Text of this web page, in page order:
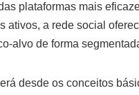
plataformas mais
ativos, a rede social
alvo de forma
desde os conceitos